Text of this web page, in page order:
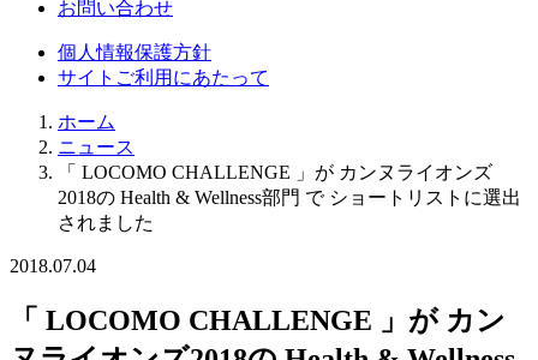
お問い合わせ
個人情報保護方針
サイトご利用にあたって
ホーム
ニュース
「 LOCOMO CHALLENGE 」が カンヌライオンズ
2018の Health & Wellness部門 で ショートリストに選出
されました
2018.07.04
「 LOCOMO CHALLENGE 」が カン